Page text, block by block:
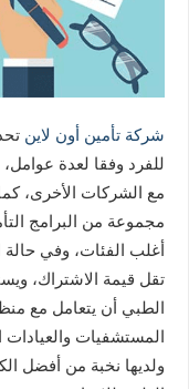
شركة تأمين أون لاين
للفرد وفقا لعدة
مع الشركات الأخرى،
مجموعة من البرامج
أغلب الفئات، وفي
تقل قيمة الاشتراك،
الطبي أن يتعامل مع
المستشفيات والعيادات
ولديها نخبة من أفضل